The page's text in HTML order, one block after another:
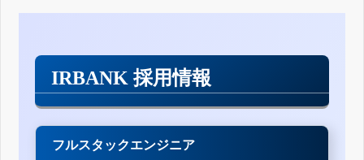
IRBANK 採用情報
フルスタックエンジニア